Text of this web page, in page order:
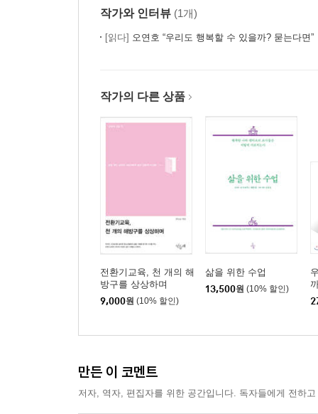
민주주의의 위기 | 바보의 하소연, 왜 이명박입니까
진보에 묻다 | 노무현의 당선은 기적입니까 당연입
노무현 공부법 | 부족한 그대로 동지가 됩시다
- 고 노무현 제16대 대통령 연보
작가와 인터뷰 (1개)
[읽다] 오연호 “우리도 행복할 수 있을까? 묻는다면”
작가의 다른 상품
전환기교육, 천 개의 해
방구를 상상하며
9,000원 (10% 할인)
삶을 위한 수업
13,500원 (10% 할인)
만든 이 코멘트
저자, 역자, 편집자를 위한 공간입니다. 독자들에게 전하